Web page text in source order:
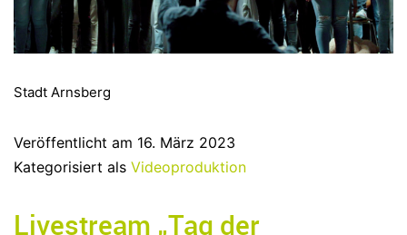
Stadt Arnsberg
Veröffentlicht am 16. März 2023
Kategorisiert als Videoproduktion
Livestream „Tag der